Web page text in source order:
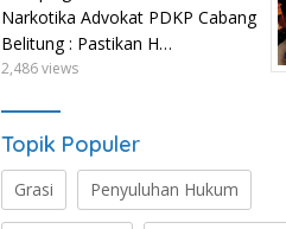
Narkotika Advokat PDKP Cabang
Belitung : Pastikan H…
2,486 views
Topik Populer
Grasi Penyuluhan Hukum